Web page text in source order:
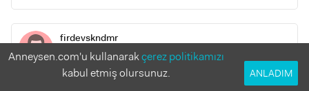
firdevskndmr
4 yıl önce
Anneysen.com'u kullanarakçerez politikamızı
kabul etmiş olursunuz.
ANLADIM